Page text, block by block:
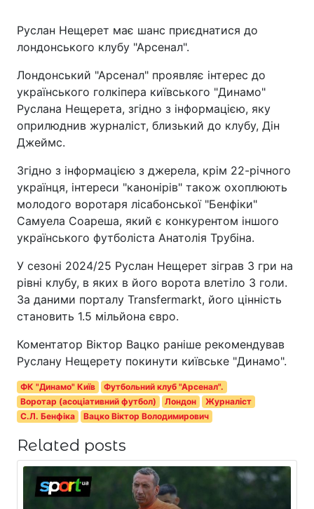
Руслан Нещерет має шанс приєднатися до
лондонського клубу "Арсенал".
Лондонський "Арсенал" проявляє інтерес до
українського голкіпера київського "Динамо"
Руслана Нещерета, згідно з інформацією, яку
оприлюднив журналіст, близький до клубу, Дін
Джеймс.
Згідно з інформацією з джерела, крім 22-річного
українця, інтереси "канонірів" також охоплюють
молодого воротаря лісабонської "Бенфіки"
Самуела Соареша, який є конкурентом іншого
українського футболіста Анатолія Трубіна.
У сезоні 2024/25 Руслан Нещерет зіграв 3 гри на
рівні клубу, в яких в його ворота влетіло 3 голи.
За даними порталу Transfermarkt, його цінність
становить 1.5 мільйона євро.
Коментатор Віктор Вацко раніше рекомендував
Руслану Нещерету покинути київське "Динамо".
ФК "Динамо" Київ
Футбольний клуб "Арсенал".
Воротар (асоціативний футбол)
Лондон
Журналіст
С.Л. Бенфіка
Вацко Віктор Володимирович
Related posts